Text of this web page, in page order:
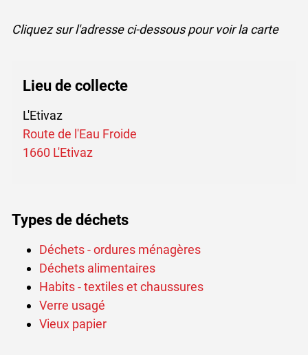
Cliquez sur l'adresse ci-dessous pour voir la carte
Lieu de collecte
L'Etivaz
Route de l'Eau Froide
1660 L'Etivaz
Types de déchets
Déchets - ordures ménagères
Déchets alimentaires
Habits - textiles et chaussures
Verre usagé
Vieux papier